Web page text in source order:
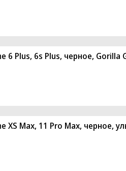
6 Plus, 6s Plus, черное, Gorilla
XS Max, 11 Pro Max, черное,